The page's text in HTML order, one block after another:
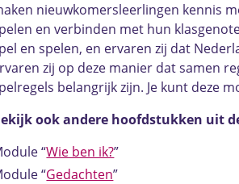
nieuwkomersleerlingen kennis
en verbinden met hun
en spelen, en ervaren zij dat
zij op deze manier dat samen
belangrijk zijn. Je kunt deze
ook andere hoofdstukken uit
“Wie ben ik?”
“Gedachten”